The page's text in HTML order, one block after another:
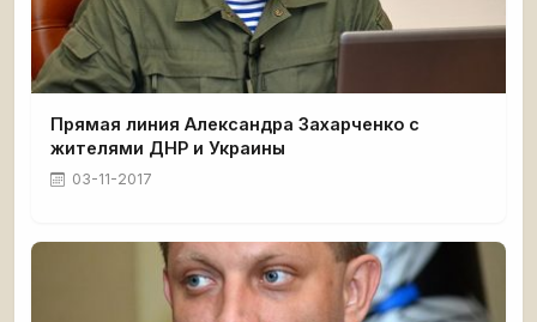
Прямая линия Александра Захарченко с
жителями ДНР и Украины
03-11-2017